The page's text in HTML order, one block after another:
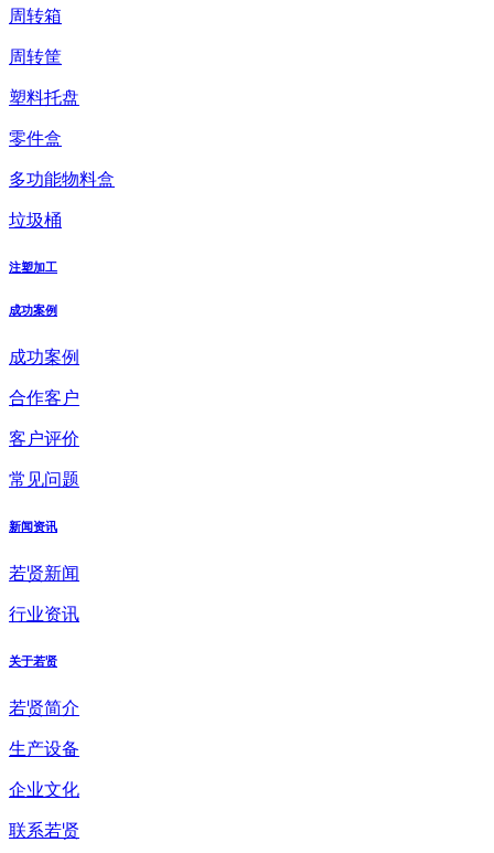
周转箱
周转筐
塑料托盘
零件盒
多功能物料盒
垃圾桶
注塑加工
成功案例
成功案例
合作客户
客户评价
常见问题
新闻资讯
若贤新闻
行业资讯
关于若贤
若贤简介
生产设备
企业文化
联系若贤